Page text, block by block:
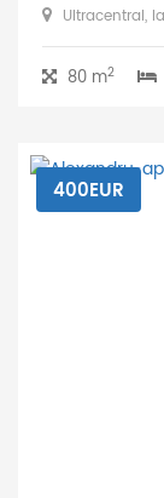
Ultracentral,
80 m2
400EUR